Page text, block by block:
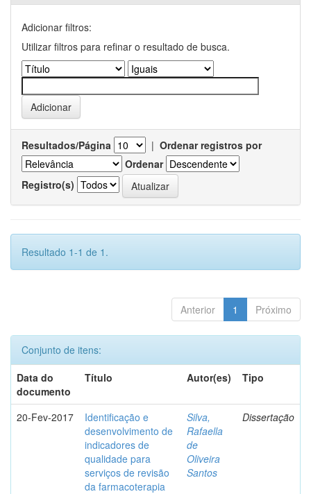
Adicionar filtros:
Utilizar filtros para refinar o resultado de busca.
Resultados/Página | Ordenar registros por
Ordenar
Registro(s)
Resultado 1-1 de 1.
Anterior 1 Próximo
Conjunto de itens:
Data do
documento
Título Autor(es) Tipo
20-Fev-2017
Identificação e
desenvolvimento de
indicadores de
qualidade para
serviços de revisão
da farmacoterapia
Silva,
Rafaella
de
Oliveira
Santos
Dissertação